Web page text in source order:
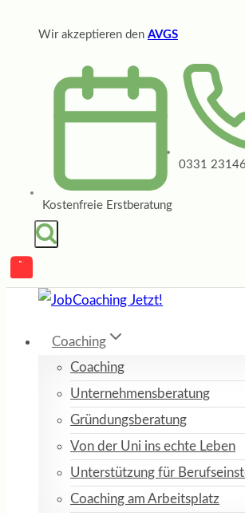
Wir akzeptieren den AVGS
Kostenfreie Erstberatung
0331
Coaching
Coaching
Unternehmensberatung
Gründungsberatung
Von der Uni ins echte Leben
Unterstützung für
Coaching am Arbeitsplatz